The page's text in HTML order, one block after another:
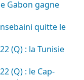
Gabon gagne
quitte le
(Q) : la Tunisie
(Q) : le Cap-